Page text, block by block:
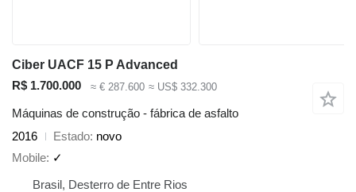
Ciber UACF 15 P Advanced
R$ 1.700.000
≈ € 287.600 ≈ US$ 332.300
Máquinas de construção - fábrica de asfalto
2016
Estado novo
Mobile ✓
Brasil, Desterro de Entre Rios